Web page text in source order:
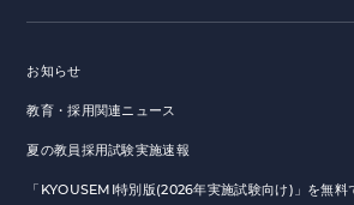
お知らせ
教育・採用関連ニュース
夏の教員採用試験実施速報
「KYOUSEMI特別版(2026年実施試験向け)」を無料